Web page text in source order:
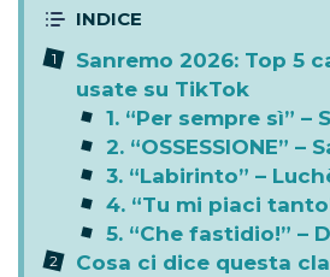
Sanremo 2026: Top 5
usate su TikTok
1. “Per sempre sì” –
2. “OSSESSIONE” –
3. “Labirinto” –
4. “Tu mi piaci
5. “Che fastidio!” –
Cosa ci dice questa